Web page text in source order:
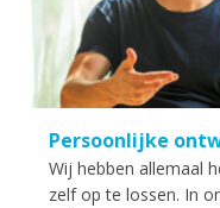
Persoonlijke
Wij hebben allemaal
zelf op te lossen. In